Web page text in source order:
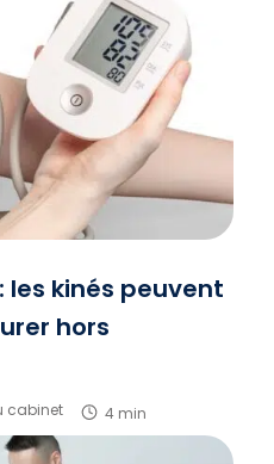
les kinés peuvent
hors
cabinet 4 min